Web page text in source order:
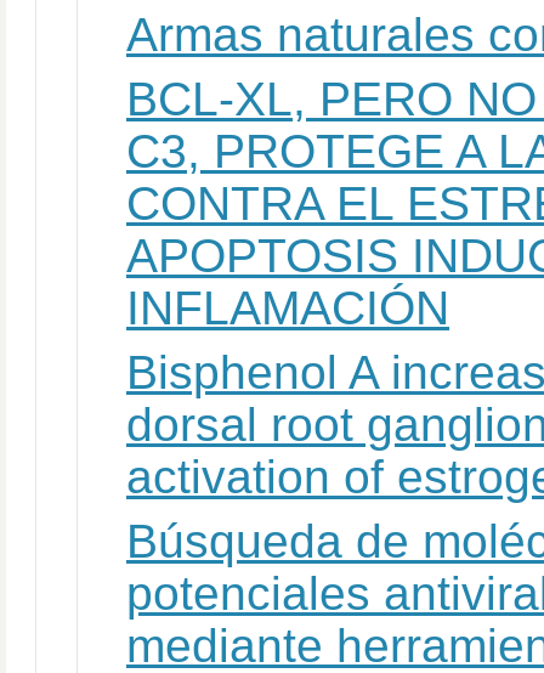
Armas naturales
BCL-XL, PERO
C3, PROTEGE A
CONTRA EL
APOPTOSIS
INFLAMACIÓN
Bisphenol A
dorsal root
activation of
Búsqueda de
potenciales
mediante